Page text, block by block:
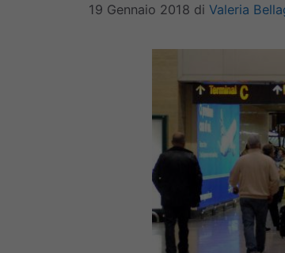
19 Gennaio 2018 di Valeria